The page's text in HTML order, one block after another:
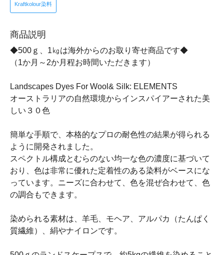
Kraftkolour染料
商品説明
◆500ｇ、1㎏は海外からのお取り寄せ商品です◆
（1か月～2か月程お時間いただきます）
Landscapes Dyes For Wool& Silk: ELEMENTS
オーストラリアの自然環境からインスパイアーされた美
しい３０色
簡単な手順で、本格的なプロの耐色性の結果が得られる
ように開発されました。
スペクトル構成とむらのない均一な色の濃度に基づいて
おり、色は非常に優れた定着性のある染料がベースにな
っています。ニーズに合わせて、色を混ぜ合わせて、色
の調合もできます。
染められる素材は、羊毛、モヘア、アルパカ（たんぱく
質繊維）、絹やナイロンです。